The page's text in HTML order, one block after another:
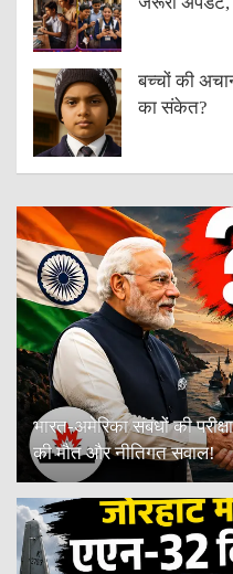
बच्चों की
का संकेत?
भारत-अमेरिका संबंधों की
की मौत और नीतिगत सवाल!